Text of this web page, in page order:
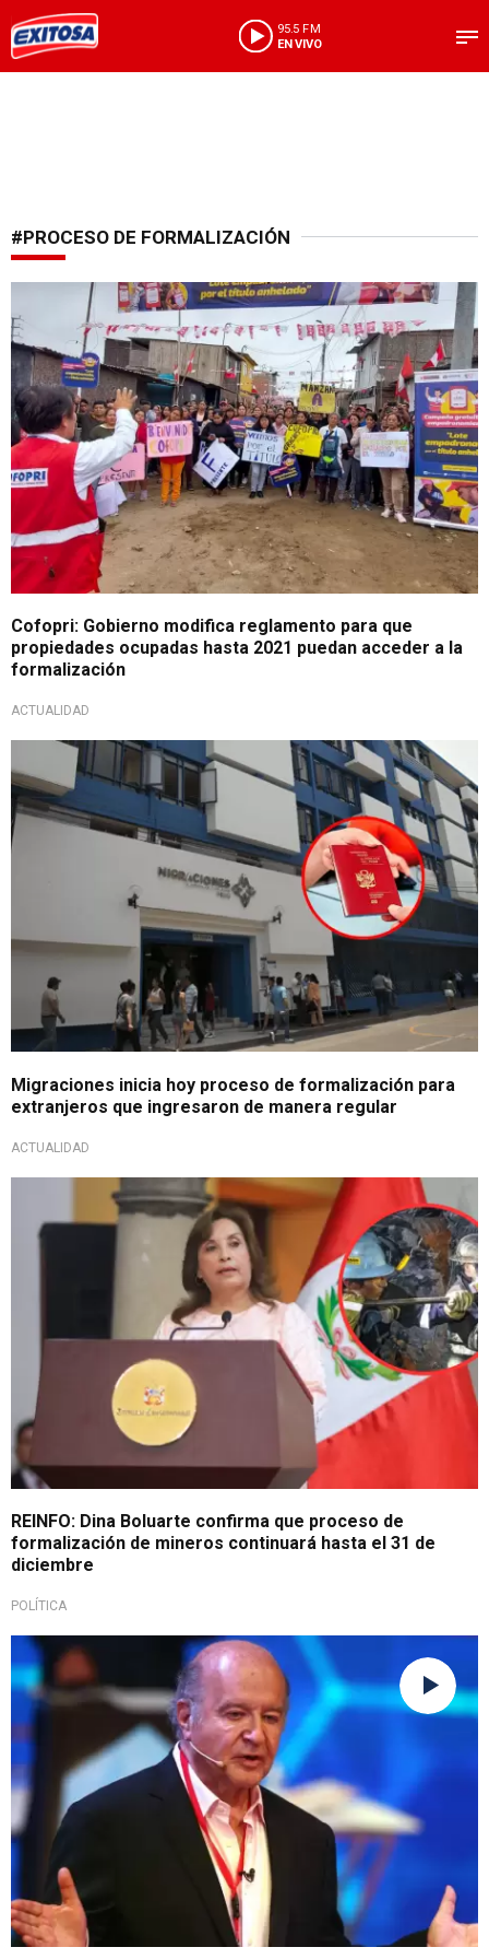
95.5 FM
EN VIVO
#PROCESO DE FORMALIZACIÓN
Mucha atención
Cofopri: Gobierno modifica reglamento para que
propiedades ocupadas hasta 2021 puedan acceder a la
formalización
ACTUALIDAD
¡Atención ciudadanos extranjeros!
Migraciones inicia hoy proceso de formalización para
extranjeros que ingresaron de manera regular
ACTUALIDAD
Desde Palacio de Gobierno
REINFO: Dina Boluarte confirma que proceso de
formalización de mineros continuará hasta el 31 de
diciembre
POLÍTICA
Cuestiona las normas actuales